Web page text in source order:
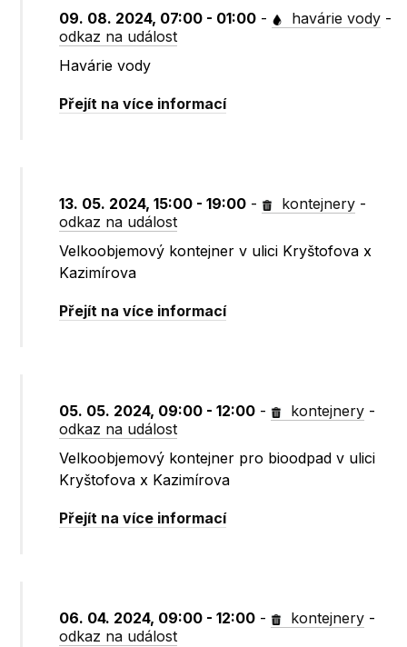
09. 08. 2024, 07:00 - 01:00 - havárie vody -
odkaz na událost
Havárie vody
Přejít na více informací
13. 05. 2024, 15:00 - 19:00 - kontejnery -
odkaz na událost
Velkoobjemový kontejner v ulici Kryštofova x
Kazimírova
Přejít na více informací
05. 05. 2024, 09:00 - 12:00 - kontejnery -
odkaz na událost
Velkoobjemový kontejner pro bioodpad v ulici
Kryštofova x Kazimírova
Přejít na více informací
06. 04. 2024, 09:00 - 12:00 - kontejnery -
odkaz na událost